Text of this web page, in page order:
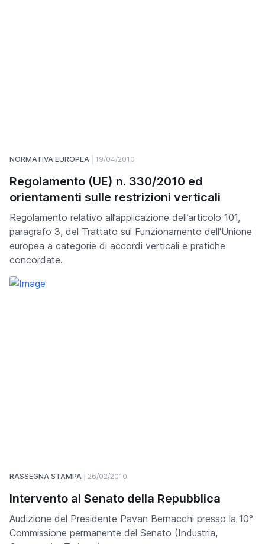
NORMATIVA EUROPEA 19/04/2010
Regolamento (UE) n. 330/2010 ed
orientamenti sulle restrizioni verticali
Regolamento relativo all’applicazione dell’articolo 101,
paragrafo 3, del Trattato sul Funzionamento dell'Unione
europea a categorie di accordi verticali e pratiche
concordate.
RASSEGNA STAMPA 26/02/2010
Intervento al Senato della Repubblica
Audizione del Presidente Pavan Bernacchi presso la 10°
Commissione permanente del Senato (Industria,